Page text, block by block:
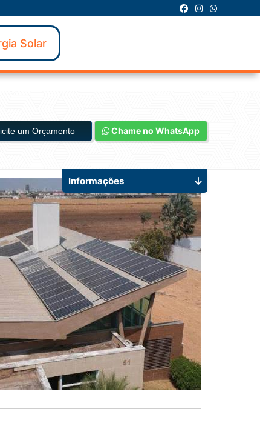
Solar
um Orçamento Chame no WhatsApp
Informações